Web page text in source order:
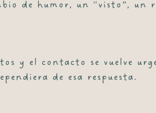
de humor, un “visto”, un
y el contacto se vuelve
de esa respuesta.